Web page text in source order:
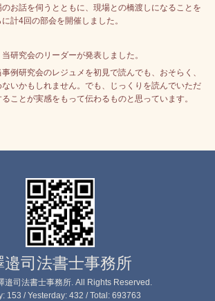
のお話を伺うとともに、現場との橋渡しになることを
計4回の部会を開催しました。
研究会のリーダーが発表しました。
例研究会のレジュメを初見で読んでも、おそらく、
いかもしれません。でも、じっくりを読んでいただ
ことが実感をもって伝わるものと思っています。
邉司法書士事務所
邉司法書士事務所. All Rights Reserved.
153 / Yesterday: 432 / Total: 693763